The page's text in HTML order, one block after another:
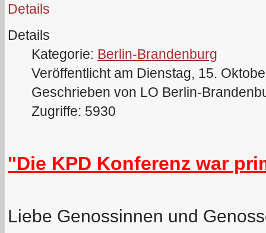
Details
Details
Kategorie: Berlin-Brandenburg
Veröffentlicht am Dienstag, 15.
Geschrieben von LO Berlin-
Zugriffe: 5930
"Die KPD Konferenz war
Liebe Genossinnen und